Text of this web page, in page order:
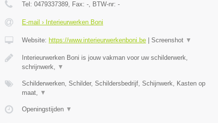
Tel: 0479337389, Fax: -, BTW-nr: -
E-mail › Interieurwerken Boni
Website: https://www.interieurwerkenboni.be Screenshot ▼
Interieurwerken Boni is jouw vakman voor uw schilderwerk,
schrijnwerk, ▼
Schilderwerken, Schilder, Schildersbedrijf, Schijnwerk, Kasten op
maat, ▼
Openingstijden ▼